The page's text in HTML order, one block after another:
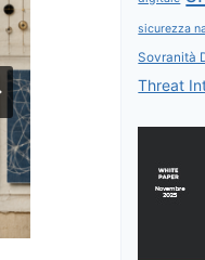
sicurezza
Sovranità
Threat